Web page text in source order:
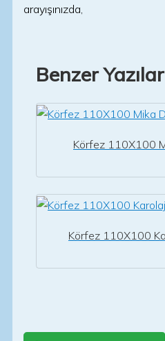
arayışınızda,
Benzer Yazılar
Körfez 110X100
Körfez 110X100